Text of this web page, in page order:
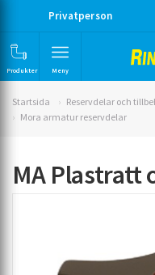
Privatperson
Produkter Meny
Startsida Reservdelar och
Mora armatur reservdelar
MA Plastratt